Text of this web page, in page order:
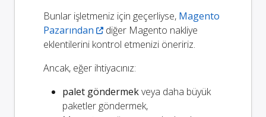
Bunlar işletmeniz için geçerliyse, Magento
Pazarından
diğer Magento nakliye
eklentilerini kontrol etmenizi öneririz.
Ancak, eğer ihtiyacınız:
palet göndermekveya daha büyük
paketler göndermek,